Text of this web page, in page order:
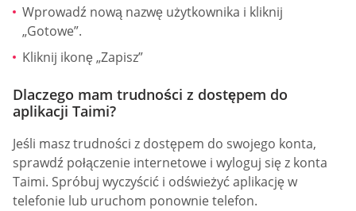
Wprowadź nową nazwę użytkownika i kliknij
„Gotowe”.
Kliknij ikonę „Zapisz”
Dlaczego mam trudności z dostępem do
aplikacji Taimi?
Jeśli masz trudności z dostępem do swojego konta,
sprawdź połączenie internetowe i wyloguj się z konta
Taimi. Spróbuj wyczyścić i odświeżyć aplikację w
telefonie lub uruchom ponownie telefon.